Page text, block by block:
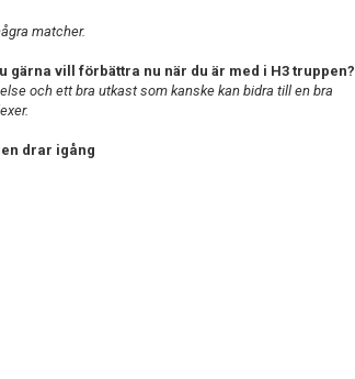
matcher.
vill förbättra nu när du är med i H3 truppen?
och ett bra utkast som kanske kan bidra till en bra
drar igång